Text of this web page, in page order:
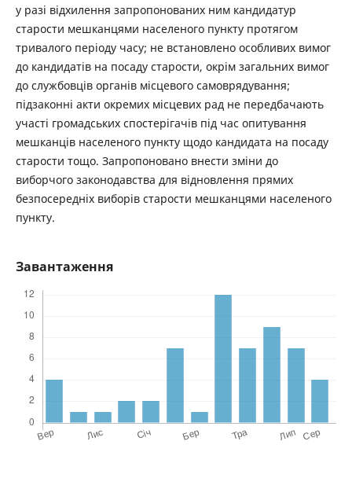
у разі відхилення запропонованих ним кандидатур
старости мешканцями населеного пункту протягом
тривалого періоду часу; не встановлено особливих вимог
до кандидатів на посаду старости, окрім загальних вимог
до службовців органів місцевого самоврядування;
підзаконні акти окремих місцевих рад не передбачають
участі громадських спостерігачів під час опитування
мешканців населеного пункту щодо кандидата на посаду
старости тощо. Запропоновано внести зміни до
виборчого законодавства для відновлення прямих
безпосередніх виборів старости мешканцями населеного
пункту.
Завантаження